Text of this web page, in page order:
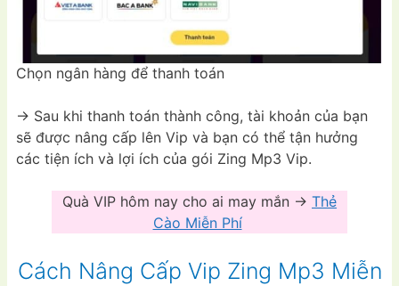
Chọn ngân hàng để thanh toán
-> Sau khi thanh toán thành công, tài khoản của bạn
sẽ được nâng cấp lên Vip và bạn có thể tận hưởng
các tiện ích và lợi ích của gói Zing Mp3 Vip.
Quà VIP hôm nay cho ai may mắn -> Thẻ
Cào Miễn Phí
Cách Nâng Cấp Vip Zing Mp3 Miễn